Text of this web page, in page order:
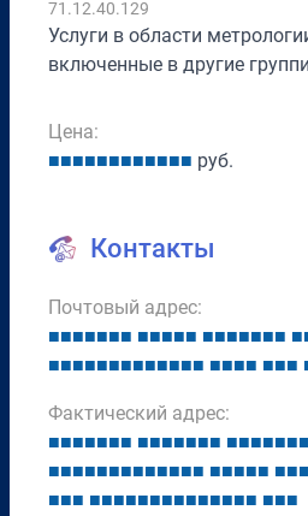
71.12.40.129
Услуги в области
включенные в другие
Цена:
■■■■■■■■■■■■ руб.
Контакты
Почтовый адрес:
■■■■■■■ ■■■■■ ■■■■■■■ ■
■■■■■■■■■■■■■ ■■■■ ■■■
Фактический адрес:
■■■■■■■ ■■■■■■■ ■■■■■■■
■■■■■■■■■■■■■ ■■■■■ ■■■
■■■ ■■■■■■■■■■■■■■ ■■■